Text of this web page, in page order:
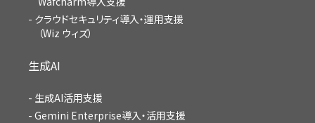
クラウドセキュリティ導入・運用支援
（Wiz ウィズ）
生成AI
生成AI活用支援
Gemini Enterprise導入・活用支援